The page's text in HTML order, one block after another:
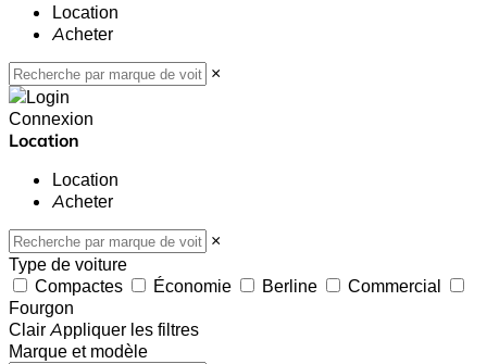
Location
Acheter
×
Connexion
Location
Location
Acheter
×
Type de voiture
Compactes
Économie Berline
Commercial
Fourgon
Clair Appliquer les filtres
Marque et modèle